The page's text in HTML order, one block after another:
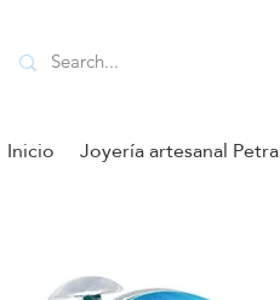
Inicio Joyería artesanal Petra